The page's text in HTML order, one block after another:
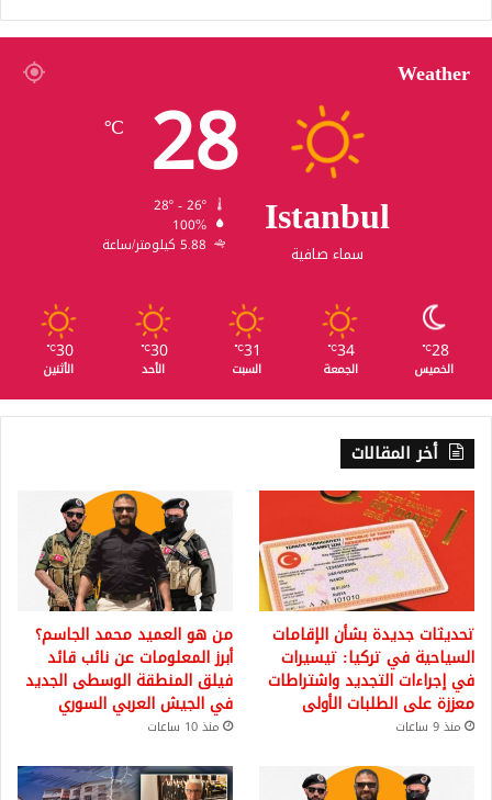
Weather
Istanbul
سماء صافية
28
℃
100%
5.88 كيلومتر/ساعة
28
℃
الخميس
34
℃
الجمعة
31
℃
السبت
30
℃
الأحد
30
℃
الأثنين
أخر المقالات
تحديثات جديدة بشأن الإقامات
السياحية في تركيا: تيسيرات
في إجراءات التجديد واشتراطات
معززة على الطلبات الأولى
منذ 9 ساعات
من هو العميد محمد الجاسم؟
أبرز المعلومات عن نائب قائد
فيلق المنطقة الوسطى الجديد
في الجيش العربي السوري
منذ 10 ساعات